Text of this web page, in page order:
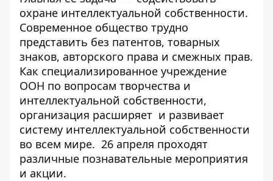
охране интеллектуальной собственности.
Современное общество трудно
представить без патентов, товарных
знаков, авторского права и смежных прав.
Как специализированное учреждение
ООН по вопросам творчества и
интеллектуальной собственности,
организация расширяет и развивает
систему интеллектуальной собственности
во всем мире. 26 апреля проходят
различные познавательные мероприятия
и акции.